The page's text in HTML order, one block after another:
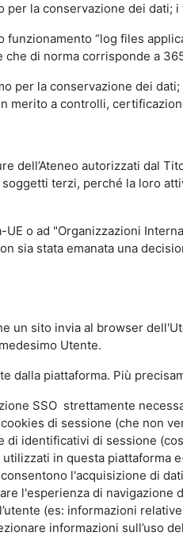
la conservazione dei
“log files
di norma corrisponde a
per la conservazione dei
merito a controlli,
dell’Ateneo autorizzati dal
terzi, perché la loro
o ad "Organizzazioni
sia stata emanata una
un sito invia al browser
Utente.
dalla piattaforma. Più
SSO strettamente
di sessione (che non
identificativi di sessione
in questa
l'acquisizione di
l'esperienza di
(es: informazioni
informazioni sull’uso